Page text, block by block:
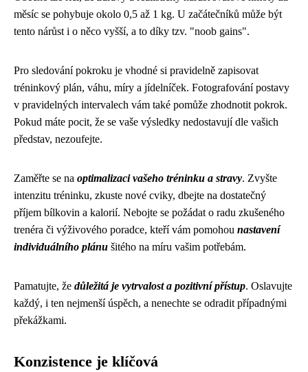
měsíc se pohybuje okolo 0,5 až 1 kg. U začátečníků může být
tento nárůst i o něco vyšší, a to díky tzv. "noob gains".
Pro sledování pokroku je vhodné si pravidelně zapisovat
tréninkový plán, váhu, míry a jídelníček. Fotografování postavy
v pravidelných intervalech vám také pomůže zhodnotit pokrok.
Pokud máte pocit, že se vaše výsledky nedostavují dle vašich
představ, nezoufejte.
Zaměřte se na optimalizaci vašeho tréninku a stravy. Zvyšte
intenzitu tréninku, zkuste nové cviky, dbejte na dostatečný
příjem bílkovin a kalorií. Nebojte se požádat o radu zkušeného
trenéra či výživového poradce, kteří vám pomohou nastavení
individuálního plánu šitého na míru vašim potřebám.
Pamatujte, že důležitá je vytrvalost a pozitivní přístup. Oslavujte
každý, i ten nejmenší úspěch, a nenechte se odradit případnými
překážkami.
Konzistence je klíčová